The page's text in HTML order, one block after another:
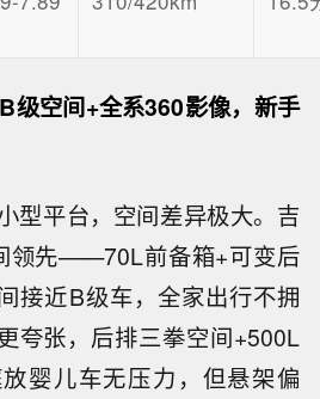
级空间+全系360影像，新手
型平台，空间差异极大。吉
领先——70L前备箱+可变后
接近B级车，全家出行不拥
夸张，后排三拳空间+500L
婴儿车无压力，但悬架偏